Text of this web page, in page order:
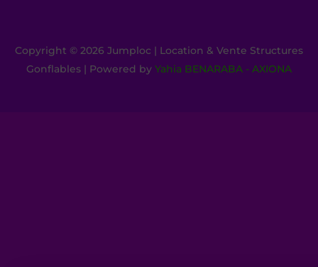
Copyright © 2026 Jumploc | Location & Vente Structures
Gonflables | Powered by Yahia BENARABA - AXIONA